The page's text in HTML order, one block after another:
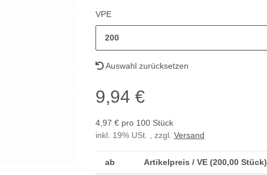
VPE
200
Auswahl zurücksetzen
9,94 €
4,97 € pro 100 Stück
inkl. 19% USt. , zzgl. Versand
ab Artikelpreis / VE (200,00 Stück)